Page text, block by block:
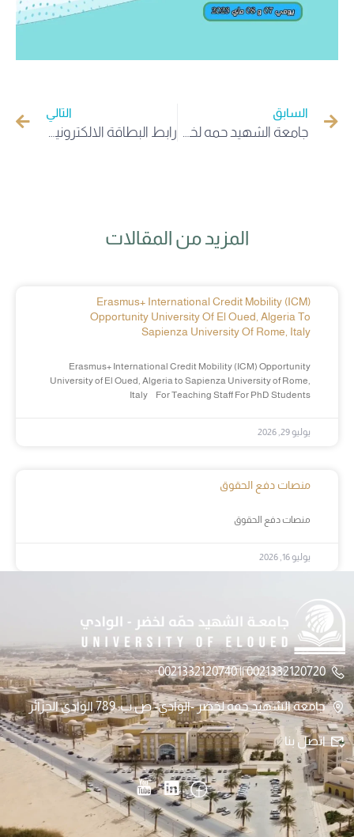
السابق التالي
المزيد من المقالات
Erasmus+ International Credit Mobility (ICM)
Opportunity University Of El Oued, Algeria To
Sapienza University Of Rome, Italy
Erasmus+ International Credit Mobility (ICM) Opportunity
University of El Oued, Algeria to Sapienza University of Rome,
Italy For Teaching Staff For PhD Students
يوليو 29, 2026
منصات دفع الحقوق
منصات دفع الحقوق
يوليو 16, 2026
0021332120720 || 0021332120740
جامعة الشهيد حمه لخضر -الوادي- ص.ب: 789 الوادي الجزائر
اتصل بنا